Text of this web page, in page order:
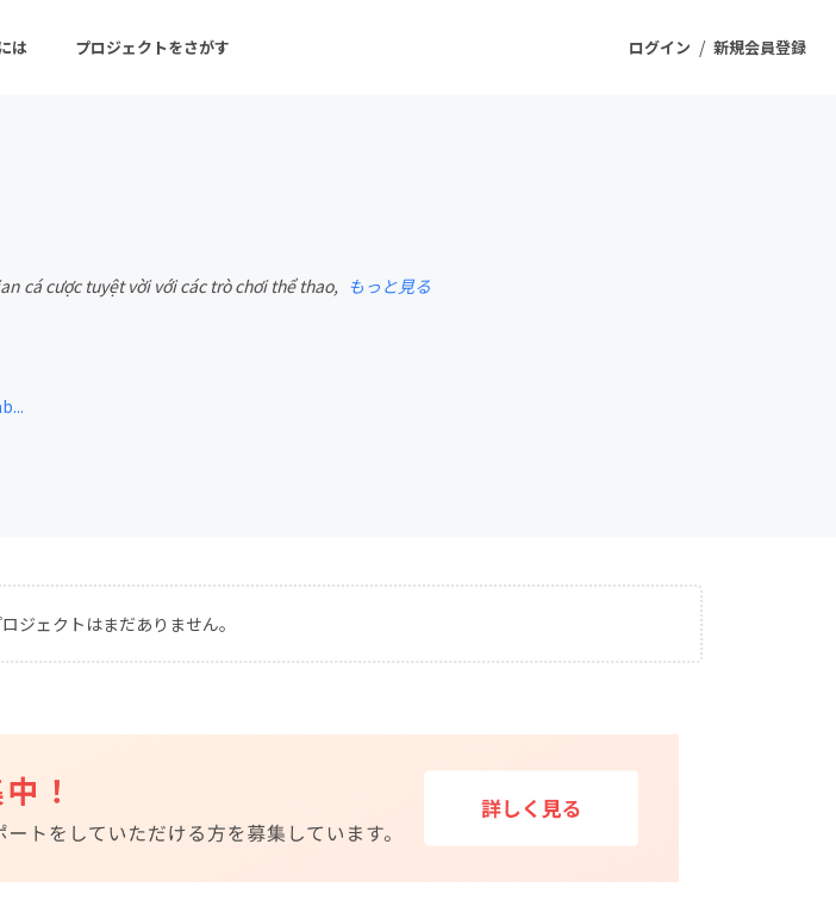
ログイン / 新規会員登録
は プロジェクトをさがす
クト
舞台・パフォーマンス
cá cược tuyệt vời với các trò chơi thể thao, もっと見る
ジェクトはまだありません。